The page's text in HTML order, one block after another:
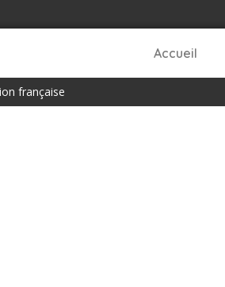
Accueil
française